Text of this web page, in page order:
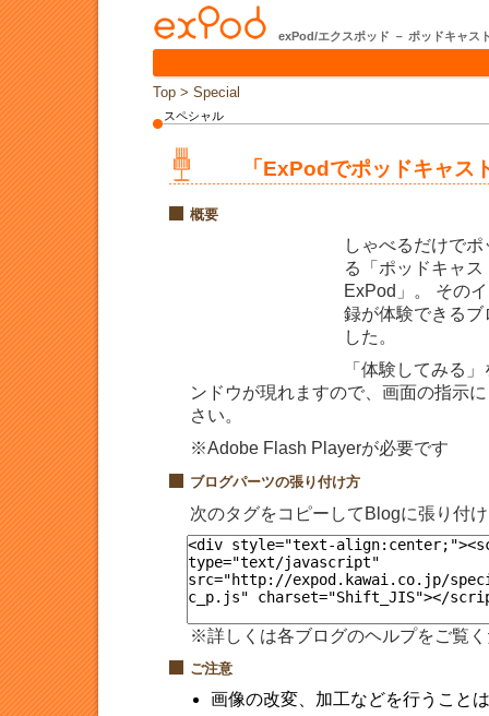
exPod/エクスポッド － ポッドキャス
Top > Special
スペシャル
「ExPodでポッドキャス
概要
しゃべるだけで
る「ポッドキャ
ExPod」。 その
録が体験できる
した。
「体験してみる
ンドウが現れますので、画面の指示
さい。
※Adobe Flash Playerが必要です
ブログパーツの張り付け方
次のタグをコピーしてBlogに張り付
※詳しくは各ブログのヘルプをご覧
ご注意
画像の改変、加工などを行うこと